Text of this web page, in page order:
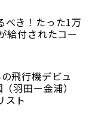
べき！たった1万
給付されたコー
飛行機デビュ
羽田ー金浦）
スト